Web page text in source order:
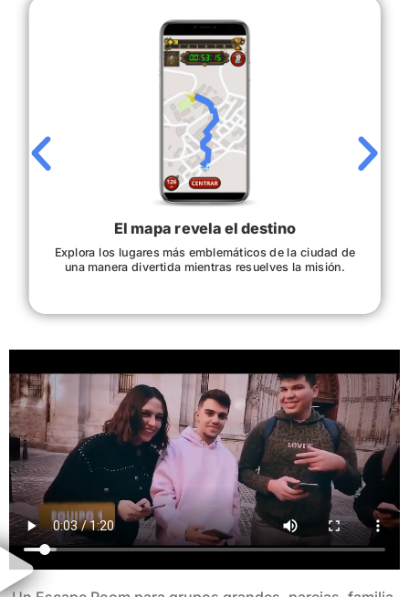
El mapa revela el destino
Explora los lugares más emblemáticos de la ciudad de
una manera divertida mientras resuelves la misión.